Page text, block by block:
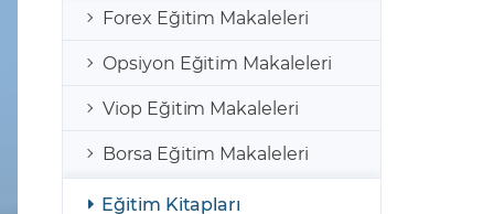
Yasal Bildirimler
Finansal Araçlar
Forex Eğitim Makaleleri
Opsiyon Eğitim Makaleleri
Viop Eğitim Makaleleri
Borsa Eğitim Makaleleri
Eğitim Kitapları